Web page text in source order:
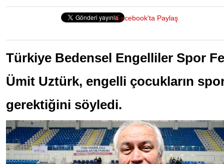
Facebook'ta Paylaş
Türkiye Bedensel Engelliler Spor
Ümit Uztürk, engelli çocukların
gerektiğini söyledi.